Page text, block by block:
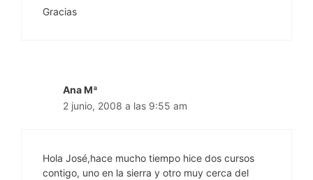
Gracias
Ana Mª
2 junio, 2008 a las 9:55 am
Hola José,hace mucho tiempo hice dos cursos
contigo, uno en la sierra y otro muy cerca del